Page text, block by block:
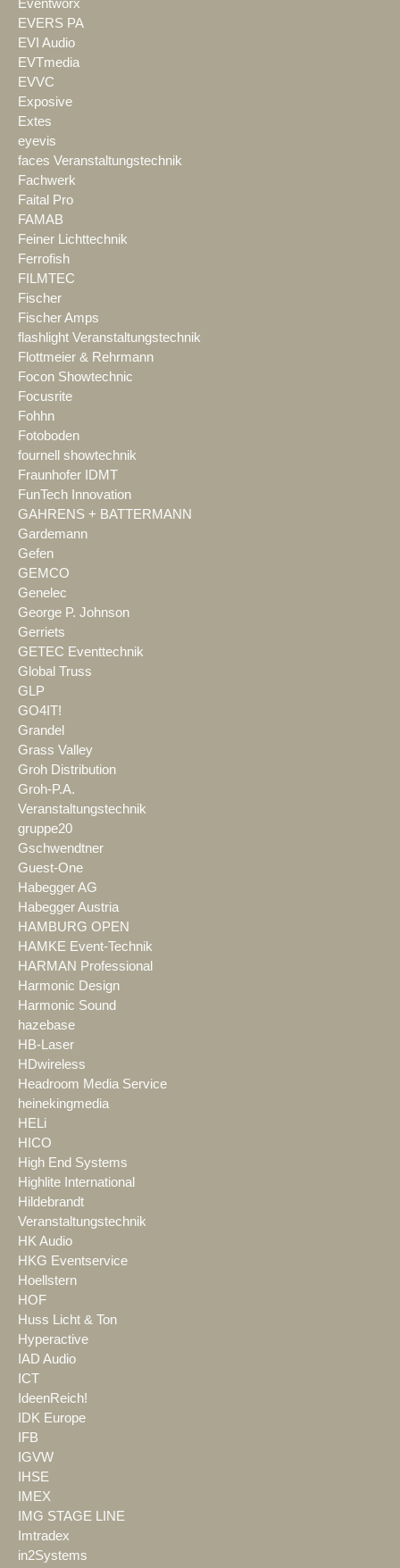
Eventworx
EVERS PA
EVI Audio
EVTmedia
EVVC
Exposive
Extes
eyevis
faces Veranstaltungstechnik
Fachwerk
Faital Pro
FAMAB
Feiner Lichttechnik
Ferrofish
FILMTEC
Fischer
Fischer Amps
flashlight Veranstaltungstechnik
Flottmeier & Rehrmann
Focon Showtechnic
Focusrite
Fohhn
Fotoboden
fournell showtechnik
Fraunhofer IDMT
FunTech Innovation
GAHRENS + BATTERMANN
Gardemann
Gefen
GEMCO
Genelec
George P. Johnson
Gerriets
GETEC Eventtechnik
Global Truss
GLP
GO4IT!
Grandel
Grass Valley
Groh Distribution
Groh-P.A.
Veranstaltungstechnik
gruppe20
Gschwendtner
Guest-One
Habegger AG
Habegger Austria
HAMBURG OPEN
HAMKE Event-Technik
HARMAN Professional
Harmonic Design
Harmonic Sound
hazebase
HB-Laser
HDwireless
Headroom Media Service
heinekingmedia
HELi
HICO
High End Systems
Highlite International
Hildebrandt
Veranstaltungstechnik
HK Audio
HKG Eventservice
Hoellstern
HOF
Huss Licht & Ton
Hyperactive
IAD Audio
ICT
IdeenReich!
IDK Europe
IFB
IGVW
IHSE
IMEX
IMG STAGE LINE
Imtradex
in2Systems